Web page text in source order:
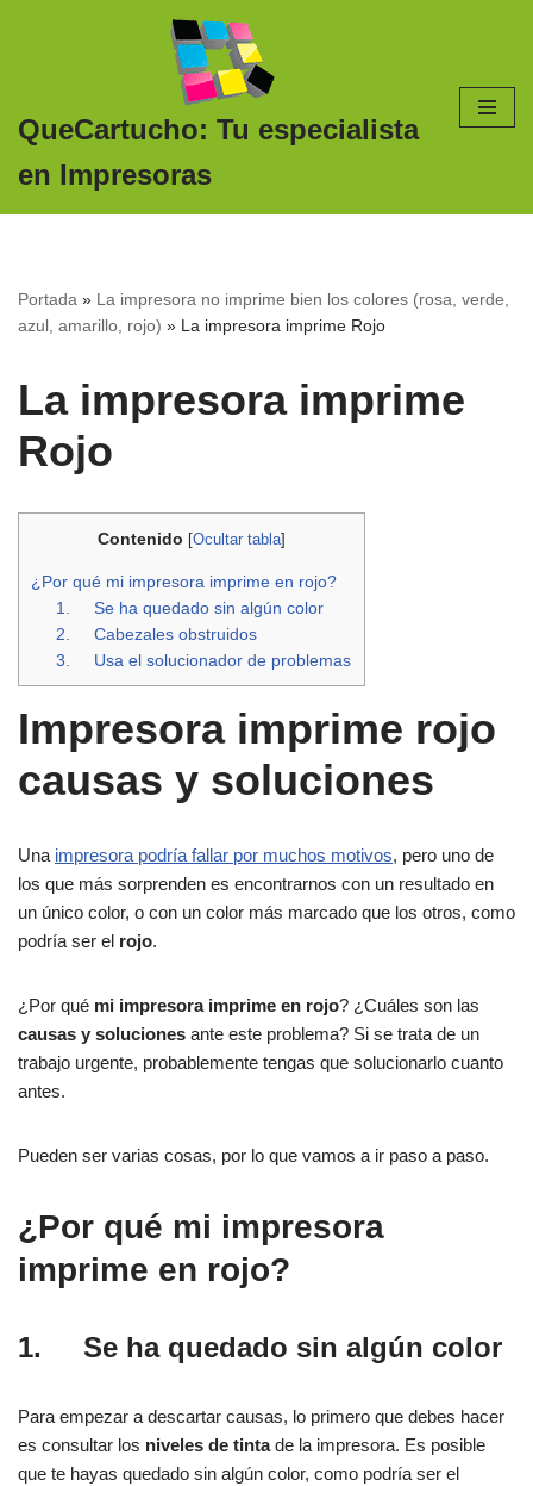
contenido
QueCartucho: Tu especialista
en Impresoras
Portada » La impresora no imprime bien los colores (rosa, verde,
azul, amarillo, rojo) » La impresora imprime Rojo
La impresora imprime
Rojo
Contenido [Ocultar tabla]
¿Por qué mi impresora imprime en rojo?
1. Se ha quedado sin algún color
2. Cabezales obstruidos
3. Usa el solucionador de problemas
Impresora imprime rojo
causas y soluciones
Una impresora podría fallar por muchos motivos, pero uno de
los que más sorprenden es encontrarnos con un resultado en
un único color, o con un color más marcado que los otros, como
podría ser el rojo.
¿Por qué mi impresora imprime en rojo? ¿Cuáles son las
causas y soluciones ante este problema? Si se trata de un
trabajo urgente, probablemente tengas que solucionarlo cuanto
antes.
Pueden ser varias cosas, por lo que vamos a ir paso a paso.
¿Por qué mi impresora
imprime en rojo?
1. Se ha quedado sin algún color
Para empezar a descartar causas, lo primero que debes hacer
es consultar los niveles de tintade la impresora. Es posible
que te hayas quedado sin algún color, como podría ser el